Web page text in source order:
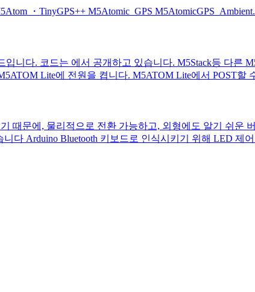
・TinyGPS++ M5Atomic_GPS
니다. 코드는 에서 공개하고 있습니다. M5Stack등 다른
Lite에 전원을 켭니다. M5ATOM Lite에서 POST할
때문에, 물리적으로 전환 가능하고, 외형에도 알기 쉬운
다 Arduino Bluetooth 키보드로 인식시키기 위해 LED 제